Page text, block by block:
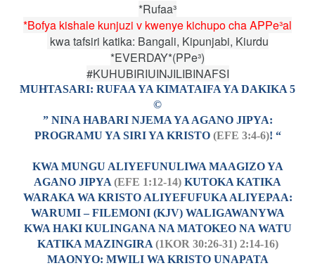
*Rufaa³
*Bofya kishale kunjuzi v kwenye kichupo cha APPe³al
kwa tafsiri katika: Bangali, Kipunjabi, Kiurdu
*EVERDAY*(PPe³)
#KUHUBIRIUINJILIBINAFSI
MUHTASARI: RUFAA YA KIMATAIFA YA DAKIKA 5
©
” NINA HABARI NJEMA YA AGANO JIPYA:
PROGRAMU YA SIRI YA KRISTO (EFE 3:4-6)! “
KWA MUNGU ALIYEFUNULIWA MAAGIZO YA
AGANO JIPYA (EFE 1:12-14) KUTOKA KATIKA
WARAKA WA KRISTO ALIYEFUFUKA ALIYEPAA:
WARUMI – FILEMONI (KJV) WALIGAWANYWA
KWA HAKI KULINGANA NA MATOKEO NA WATU
KATIKA MAZINGIRA (1KOR 30:26-31) 2:14-16)
MAONYO: MWILI WA KRISTO UNAPATA